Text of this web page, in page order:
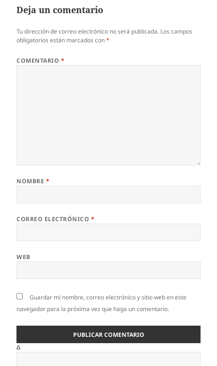
Deja un comentario
Tu dirección de correo electrónico no será publicada. Los campos
obligatorios están marcados con*
COMENTARIO *
NOMBRE *
CORREO ELECTRÓNICO *
WEB
Guardar mi nombre, correo electrónico y sitio web en este
navegador para la próxima vez que haga un comentario.
Δ